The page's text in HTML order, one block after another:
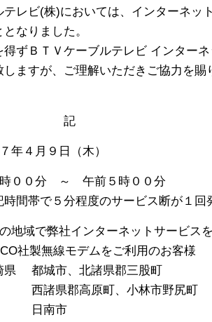
テレビ(株)においては、インターネッ
なりました。
ずＢＴＶケーブルテレビ インター
ますが、ご理解いただきご協力を賜
年４月９日（木）
００分 ～ 午前５時００分
分程度のサービス断が１回
地域で弊社インターネットサービス
モデムをご利用のお客様
、北諸県郡三股町
町、小林市野尻町
市